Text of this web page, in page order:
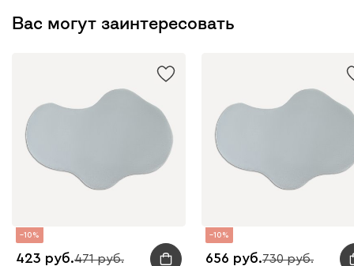
Вас могут заинтересовать
10
423 471
10
656 730